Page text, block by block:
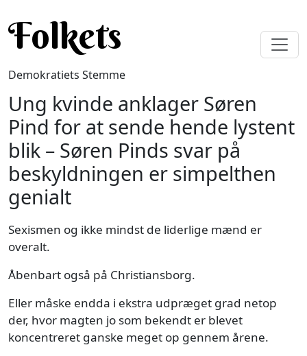
Folkets
Demokratiets Stemme
Ung kvinde anklager Søren
Pind for at sende hende lystent
blik – Søren Pinds svar på
beskyldningen er simpelthen
genialt
Sexismen og ikke mindst de liderlige mænd er
overalt.
Åbenbart også på Christiansborg.
Eller måske endda i ekstra udpræget grad netop
der, hvor magten jo som bekendt er blevet
koncentreret ganske meget op gennem årene.